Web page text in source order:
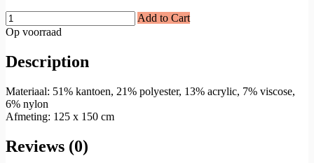
Add to Cart
Op voorraad
Description
Materiaal: 51% kantoen, 21% polyester, 13% acrylic, 7% viscose,
6% nylon
Afmeting: 125 x 150 cm
Reviews (0)